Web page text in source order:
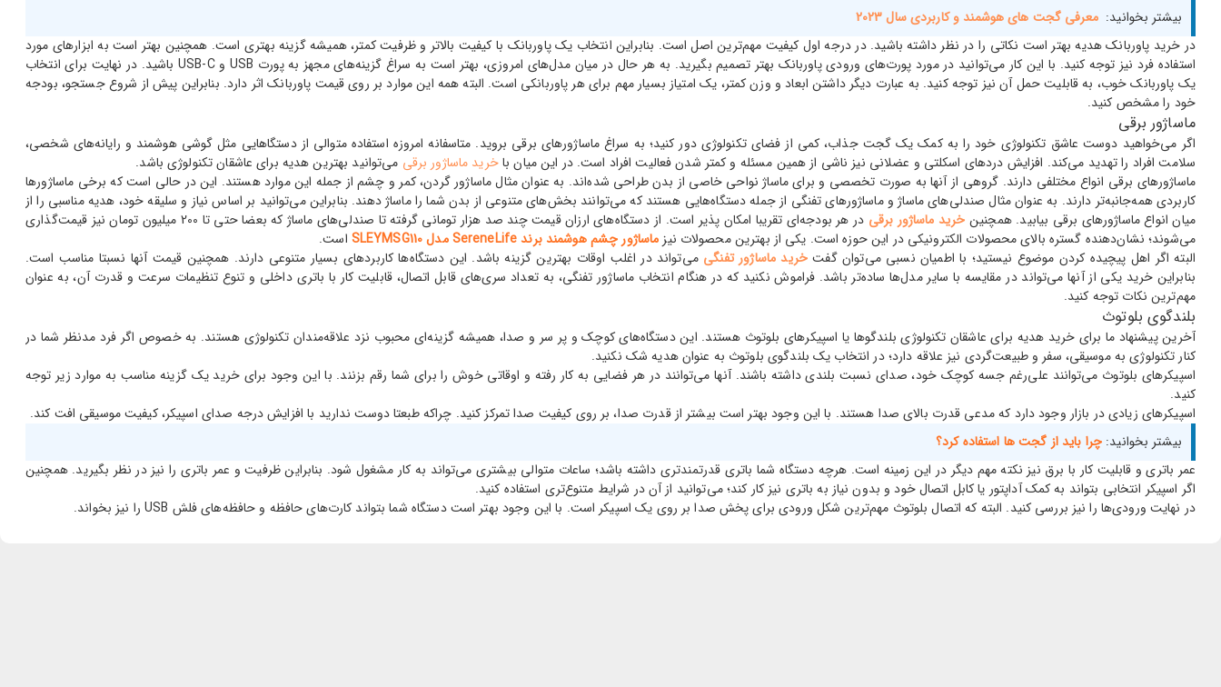
بیشتر بخوانید:معرفی گجت های هوشمند و کاربردی سال 2023
در خرید پاوربانک هدیه بهتر است نکاتی را در نظر داشته باشید. در درجه اول کیفیت مهم‌ترین اصل است. بنابراین انتخاب یک پاوربانک با کیفیت بالاتر و ظرفیت کمتر، همیشه گزینه بهتری است. همچنین بهتر است به ابزارهای مورد
استفاده فرد نیز توجه کنید. با این کار می‌توانید در مورد پورت‌های ورودی پاوربانک بهتر تصمیم بگیرید. به هر حال در میان مدل‌های امروزی، بهتر است به سراغ گزینه‌های مجهز به پورت USB و USB-C باشید. در نهایت برای انتخاب
یک پاوربانک خوب، به قابلیت حمل آن نیز توجه کنید. به عبارت دیگر داشتن ابعاد و وزن کمتر، یک امتیاز بسیار مهم برای هر پاوربانکی است. البته همه این موارد بر روی قیمت پاوربانک اثر دارد. بنابراین پیش از شروع جستجو، بودجه
خود را مشخص کنید.
ماساژور برقی
اگر می‌خواهید دوست عاشق تکنولوژی خود را به کمک یک گجت جذاب، کمی از فضای تکنولوژی دور کنید؛ به سراغ ماساژورهای برقی بروید. متاسفانه امروزه استفاده متوالی از دستگاهایی مثل گوشی هوشمند و رایانه‌های شخصی،
سلامت افراد را تهدید می‌کند. افزایش دردهای اسکلتی و عضلانی نیز ناشی از همین مسئله و کمتر شدن فعالیت افراد است. در این میان باخرید ماساژور برقی می‌توانید بهترین هدیه برای عاشقان تکنولوژی باشد.
ماساژورهای برقی انواع مختلفی دارند. گروهی از آنها به صورت تخصصی و برای ماساژ نواحی خاصی از بدن طراحی شده‌اند. به عنوان مثال ماساژور گردن، کمر و چشم از جمله این موارد هستند. این در حالی است که برخی ماساژورها
کاربردی همه‌جانبه‌تر دارند. به عنوان مثال صندلی‌های ماساژ و ماساژورهای تفنگی از جمله دستگاه‌هایی هستند که می‌توانند بخش‌های متنوعی از بدن شما را ماساژ دهند. بنابراین می‌توانید بر اساس نیاز و سلیقه خود، هدیه مناسبی را از
میان انواع ماساژورهای برقی بیابید. همچنین خرید ماساژور برقی
در هر بودجه‌ای تقریبا امکان پذیر است. از دستگاه‌های ارزان قیمت چند صد هزار تومانی گرفته تا صندلی‌های ماساژ که بعضا حتی تا 200 میلیون تومان نیز قیمت‌گذاری
می‌شوند؛ نشان‌دهنده گستره بالای محصولات الکترونیکی در این حوزه است. یکی از بهترین محصولات نیز ماساژور چشم هوشمند برند SereneLife مدل SLEYMSG110
است.
البته اگر اهل پیچیده کردن موضوع نیستید؛ با اطمیان نسبی می‌توان گفتخرید ماساژور تفنگی می‌تواند در اغلب اوقات بهترین گزینه باشد. این دستگاه‌ها کاربردهای بسیار متنوعی دارند. همچنین قیمت آنها نسبتا مناسب است.
بنابراین خرید یکی از آنها می‌تواند در مقایسه با سایر مدل‌ها ساده‌تر باشد. فراموش نکنید که در هنگام انتخاب ماساژور تفنگی، به تعداد سری‌های قابل اتصال، قابلیت کار با باتری داخلی و تنوع تنظیمات سرعت و قدرت آن، به عنوان
مهم‌ترین نکات توجه کنید.
بلندگوی بلوتوث
آخرین پیشنهاد ما برای خرید هدیه برای عاشقان تکنولوژی بلندگوها یا اسپیکرهای بلوتوث هستند. این دستگاه‌های کوچک و پر سر و صدا، همیشه گزینه‌ای محبوب نزد علاقه‌مندان تکنولوژی هستند. به خصوص اگر فرد مدنظر شما در
کنار تکنولوژی به موسیقی، سفر و طبیعت‌گردی نیز علاقه دارد؛ در انتخاب یک بلندگوی بلوتوث به عنوان هدیه شک نکنید.
اسپیکرهای بلوتوث می‌توانند علی‌رغم جسه کوچک خود، صدای نسبت بلندی داشته باشند. آنها می‌توانند در هر فضایی به کار رفته و اوقاتی خوش را برای شما رقم بزنند. با این وجود برای خرید یک گزینه مناسب به موارد زیر توجه
کنید.
اسپیکرهای زیادی در بازار وجود دارد که مدعی قدرت بالای صدا هستند. با این وجود بهتر است بیشتر از قدرت صدا، بر روی کیفیت صدا تمرکز کنید. چراکه طبعتا دوست ندارید با افزایش درجه صدای اسپیکر، کیفیت موسیقی افت کند.
بیشتر بخوانید: چرا باید از گجت ها استفاده کرد؟
عمر باتری و قابلیت کار با برق نیز نکته مهم دیگر در این زمینه است. هرچه دستگاه شما باتری قدرتمندتری داشته باشد؛ ساعات متوالی بیشتری می‌تواند به کار مشغول شود. بنابراین ظرفیت و عمر باتری را نیز در نظر بگیرید. همچنین
اگر اسپیکر انتخابی بتواند به کمک آداپتور یا کابل اتصال خود و بدون نیاز به باتری نیز کار کند؛ می‌توانید از آن در شرایط متنوع‌تری استفاده کنید.
در نهایت ورودی‌ها را نیز بررسی کنید. البته که اتصال بلوتوث مهم‌ترین شکل ورودی برای پخش صدا بر روی یک اسپیکر است. با این وجود بهتر است دستگاه شما بتواند کارت‌های حافظه و حافظه‌های فلش USB را نیز بخواند.